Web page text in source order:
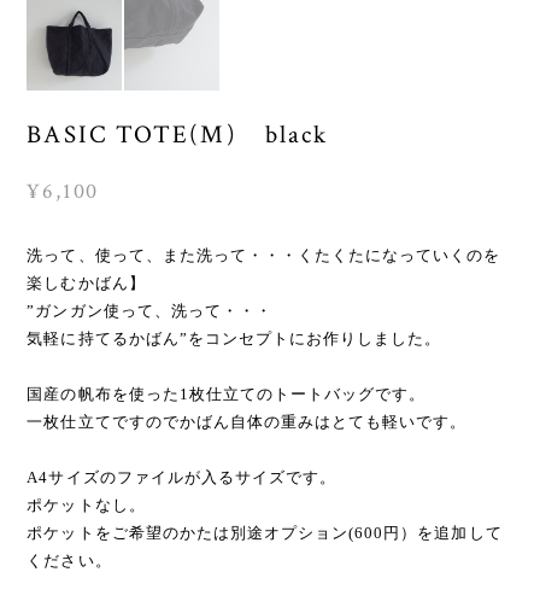
BASIC TOTE(M) black
¥6,100
洗って、使って、また洗って・・・くたくたになっていくのを
楽しむかばん】
”ガンガン使って、洗って・・・
気軽に持てるかばん”をコンセプトにお作りしました。
国産の帆布を使った1枚仕立てのトートバッグです。
一枚仕立てですのでかばん自体の重みはとても軽いです。
A4サイズのファイルが入るサイズです。
ポケットなし。
ポケットをご希望のかたは別途オプション(600円）を追加して
ください。